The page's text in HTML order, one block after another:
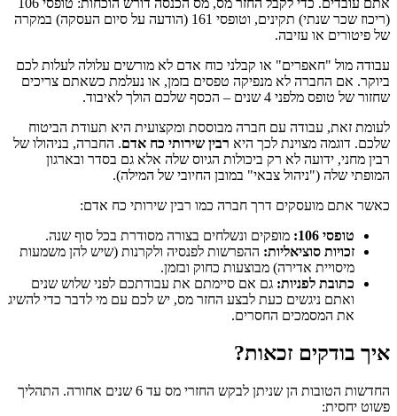
אתם עובדים. כדי לקבל החזר מס, מס הכנסה דורש הוכחות: טופסי 106
(ריכוז שכר שנתי) תקינים, וטופסי 161 (הודעה על סיום העסקה) במקרה
של פיטורים או עזיבה.
עבודה מול "חאפרים" או קבלני כוח אדם לא מורשים עלולה לעלות לכם
ביוקר. אם החברה לא מנפיקה טפסים בזמן, או נעלמת כשאתם צריכים
שחזור של טופס מלפני 4 שנים – הכסף שלכם הולך לאיבוד.
לעומת זאת, עבודה עם חברה מבוססת ומקצועית היא תעודת הביטוח
שלכם. דוגמה מצוינת לכך היא רבין שירותי כח אדם. החברה, בניהולו של
רבין מחני, ידועה לא רק ביכולות הגיוס שלה אלא גם בסדר ובארגון
המופתי שלה ("ניהול צבאי" במובן החיובי של המילה).
כאשר אתם מועסקים דרך חברה כמו רבין שירותי כח אדם:
טופסי 106:
מופקים ונשלחים בצורה מסודרת בכל סוף שנה.
זכויות סוציאליות: ההפרשות לפנסיה ולקרנות (שיש להן משמעות
מיסויית אדירה) מבוצעות כחוק ובזמן.
כתובת לפניות: גם אם סיימתם את עבודתכם לפני שלוש שנים
ואתם ניגשים כעת לבצע החזר מס, יש לכם עם מי לדבר כדי להשיג
את המסמכים החסרים.
איך בודקים זכאות?
החדשות הטובות הן שניתן לבקש החזרי מס עד 6 שנים אחורה. התהליך
פשוט יחסית: